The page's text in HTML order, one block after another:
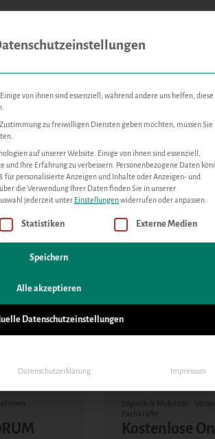
News,
Logistik & Mobilität
Fachkräfte
Kostenlose
von ihnen sind essenziell, während andere uns helfen, diese
zu freiwilligen Diensten geben möchten, müssen Sie
auf unserer Website. Einige von ihnen sind essenziell,
und Ihre Erfahrung zu verbessern. Personenbezogene Daten
für personalisierte Anzeigen und Inhalte oder Anzeigen- und
die Verwendung Ihrer Daten finden Sie in unserer
jederzeit unter Einstellungenwiderrufen oder anpassen.
für die eine Einwilligung erteilt werden
Statistiken Externe Medien
Speichern
Alle akzeptieren
Datenschutzeinstellungen
Datenschutzerklärung Impressum